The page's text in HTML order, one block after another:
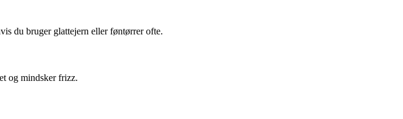
du bruger glattejern eller føntørrer ofte.
og mindsker frizz.